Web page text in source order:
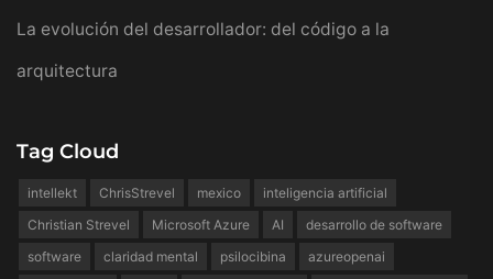
La evolución del desarrollador: del código a la
arquitectura
Tag Cloud
intellekt ChrisStrevel mexico
inteligencia artificial
Christian Strevel
Microsoft Azure AI
desarrollo de software
software
claridad mental psilocibina
azureopenai